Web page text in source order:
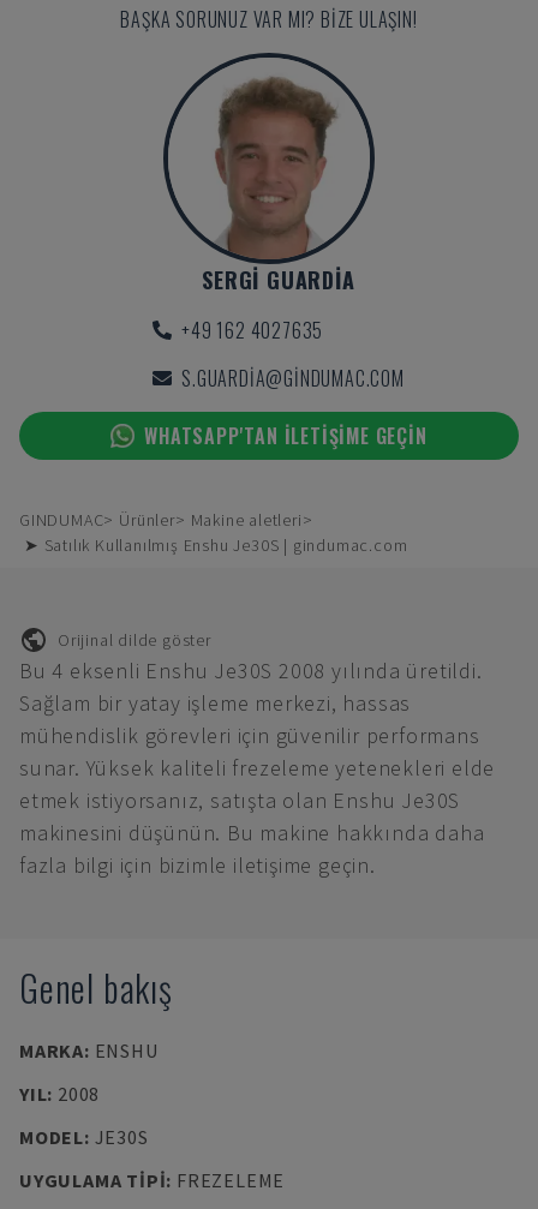
BAŞKA SORUNUZ VAR MI? BIZE ULAŞIN!
SERGI GUARDIA
+49 162 4027635
S.GUARDIA@GINDUMAC.COM
WHATSAPP'TAN ILETIŞIME GEÇIN
GINDUMAC Ürünler
Makine aletleri
➤ Satılık Kullanılmış Enshu Je30S | gindumac.com
Orijinal dilde göster
Bu 4 eksenli Enshu Je30S 2008 yılında üretildi.
Sağlam bir yatay işleme merkezi, hassas
mühendislik görevleri için güvenilir performans
sunar. Yüksek kaliteli frezeleme yetenekleri elde
etmek istiyorsanız, satışta olan Enshu Je30S
makinesini düşünün. Bu makine hakkında daha
fazla bilgi için bizimle iletişime geçin.
Genel bakış
MARKA: ENSHU
YIL: 2008
MODEL: JE30S
UYGULAMA TIPI: FREZELEME